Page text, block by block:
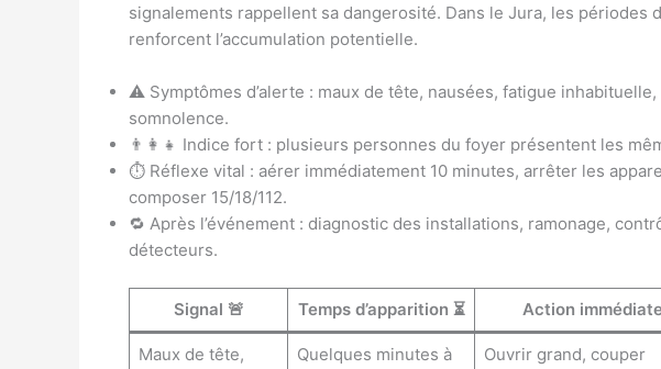
signalements rappellent sa dangerosité. Dans le Jura, les périodes
renforcent l’accumulation potentielle.
⚠️ Symptômes d’alerte : maux de tête, nausées, fatigue
somnolence.
👨‍👩‍👧 Indice fort : plusieurs personnes du foyer présentent les
⏱️ Réflexe vital : aérer immédiatement 10 minutes, arrêter les
composer 15/18/112.
🔁 Après l’événement : diagnostic des installations, ramonage,
détecteurs.
Signal 🚨 Temps d’apparition ⏳ Action
Maux de tête,
Quelques minutes à
Ouvrir grand, couper